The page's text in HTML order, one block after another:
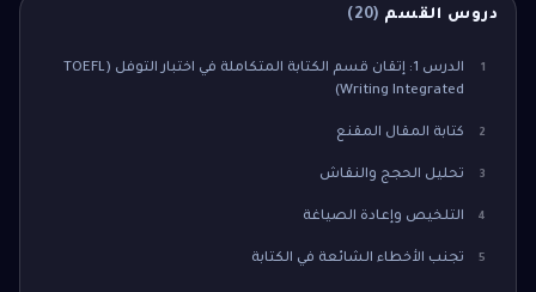
دروس القسم (
20
)
1
الدرس 1: إتقان قسم الكتابة المتكاملة في اختبار التوفل (TOEFL
Writing Integrated)
2 كتابة المقال المقنع
3 تحليل الحجج والنقاش
4 التلخيص وإعادة الصياغة
5 تجنب الأخطاء الشائعة في الكتابة